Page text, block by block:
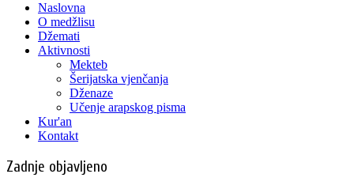
Naslovna
O medžlisu
Džemati
Aktivnosti
Mekteb
Šerijatska vjenčanja
Dženaze
Učenje arapskog pisma
Kur'an
Kontakt
Zadnje objavljeno